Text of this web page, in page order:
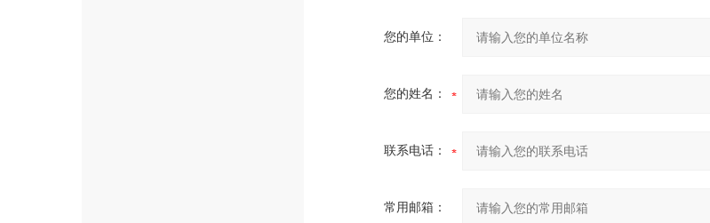
您的单位：
您的姓名：
联系电话：
常用邮箱：